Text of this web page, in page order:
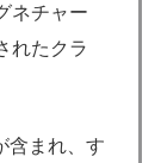
ネチャー
れたクラ
含まれ、す